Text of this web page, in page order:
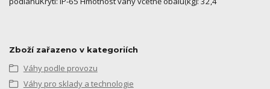
Zboží zařazeno v kategoriích
Váhy podle provozu
Váhy pro sklady a technologie